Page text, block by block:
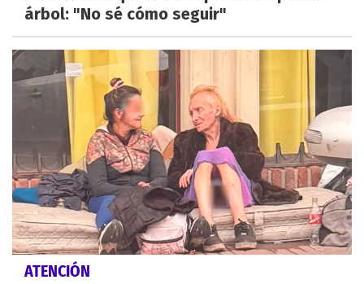
árbol: "No sé cómo seguir"
ATENCIÓN